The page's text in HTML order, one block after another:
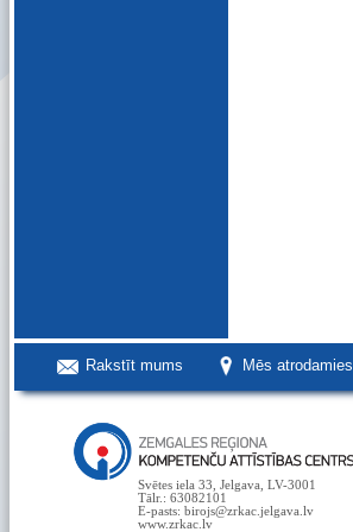
Rakstīt mums Mēs atrodamies
Svētes iela 33, Jelgava, LV-3001
Tālr.: 63082101
E-pasts: birojs@zrkac.jelgava.lv
www.zrkac.lv